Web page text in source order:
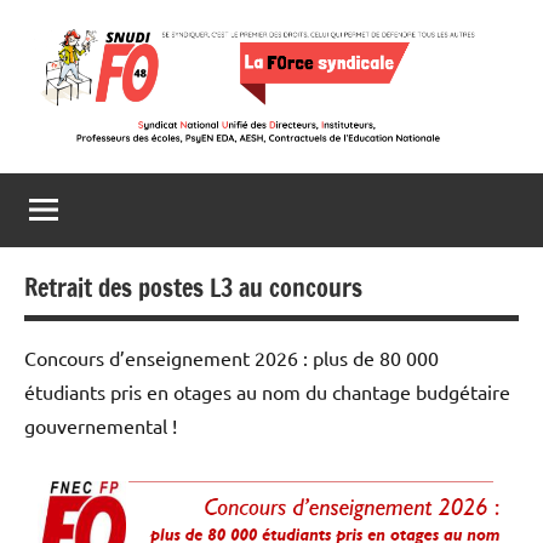
contenu
Snudi
FO
48
c’est
le
premier
celui
qui
permet
défendre
tous
Retrait des postes L3 au concours
Concours d’enseignement 2026 : plus de 80 000
étudiants pris en otages au nom du chantage budgétaire
gouvernemental !